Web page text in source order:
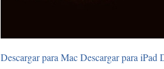
Descargar para MacDescargar para iPad